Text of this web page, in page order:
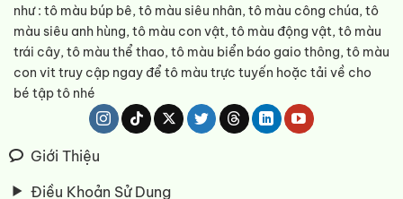
như : tô màu búp bê, tô màu siêu nhân, tô màu công chúa, tô
màu siêu anh hùng, tô màu con vật, tô màu động vật, tô màu
trái cây, tô màu thể thao, tô màu biển báo gaio thông, tô màu
con vit truy cập ngay để tô màu trực tuyến hoặc tải về cho
bé tập tô nhé
Giới Thiệu
Điều Khoản Sử Dụng